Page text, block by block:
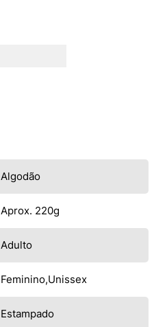
Algodão
Aprox. 220g
Adulto
Feminino Unissex
Estampado